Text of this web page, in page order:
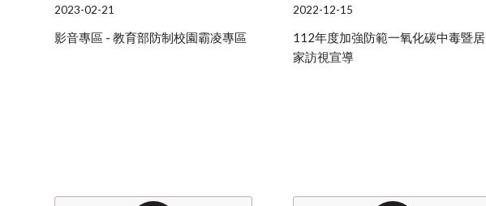
2023-02-21
影音專區 - 教育部防制校園霸凌專區
2022-12-15
112年度加強防範一氧化碳中毒暨居
家訪視宣導